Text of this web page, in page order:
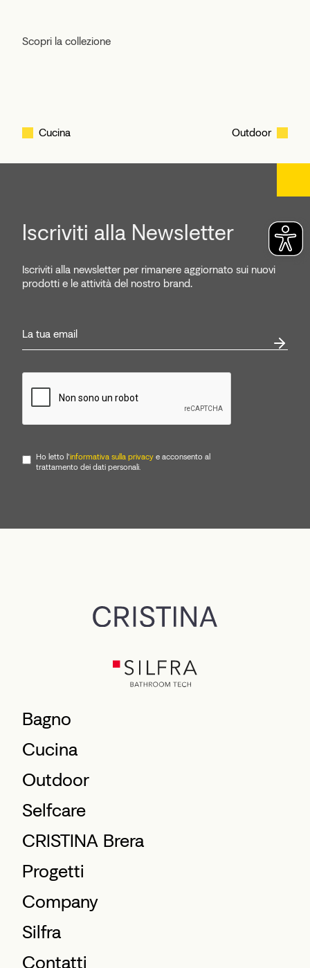
Scopri la collezione
Cucina Outdoor
Iscriviti alla Newsletter
Iscriviti alla newsletter per rimanere aggiornato sui nuovi
prodotti e le attività del nostro brand.
Ho letto l'informativa sulla privacy e acconsento al
trattamento dei dati personali.
Bagno
Cucina
Outdoor
Selfcare
CRISTINA Brera
Progetti
Company
Silfra
Contatti